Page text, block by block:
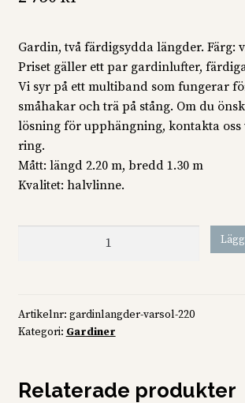
Gardin, två färdigsydda längder. Färg:
Priset gäller ett par gardinlufter,
Vi syr på ett multiband som fungerar
småhakar och trä på stång. Om du
lösning för upphängning, kontakta oss
ring.
Mått: längd 2.20 m, bredd 1.30 m
Kvalitet: halvlinne.
Artikelnr: gardinlangder-varsol-220
Kategori: Gardiner
Relaterade produkter